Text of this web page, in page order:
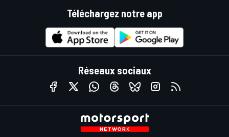
Téléchargez notre app
Réseaux sociaux